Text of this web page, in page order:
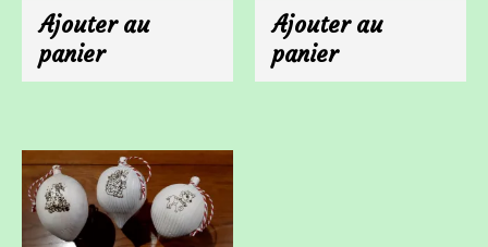
Ajouter au
panier
Ajouter au
panier